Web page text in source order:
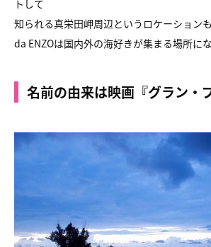
トして
知られる真栄田岬周辺というロケーション
da ENZOは国内外の海好きが集まる場所に
名前の由来は映画『グラン・